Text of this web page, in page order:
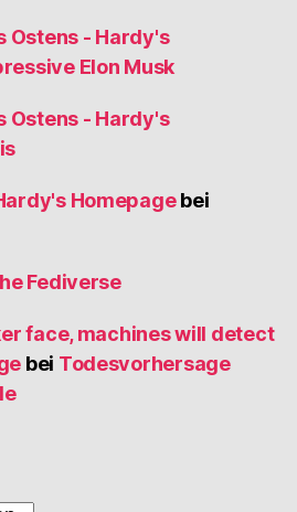
Ostens - Hardy's
Elon Musk
Ostens - Hardy's
Homepagebei
Fediverse
face, machines will detect
bei Todesvorhersage